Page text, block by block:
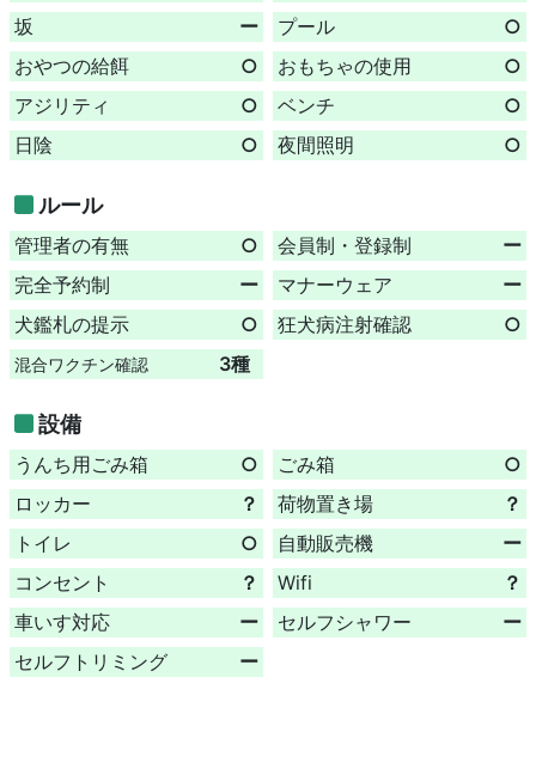
坂
ー プール
○
おやつの給餌
○ おもちゃの使用
○
アジリティ
○ ベンチ
○
日陰
○ 夜間照明 ○
ルール
管理者の有無 ○ 会員制・登録制
ー
完全予約制
ー マナーウェア
ー
犬鑑札の提示
○ 狂犬病注射確認 ○
混合ワクチン確認 3種
設備
うんち用ごみ箱 ○ ごみ箱
○
ロッカー
？ 荷物置き場
？
トイレ
○ 自動販売機
ー
コンセント
？ Wifi
？
車いす対応
ー セルフシャワー
ー
セルフトリミング
ー